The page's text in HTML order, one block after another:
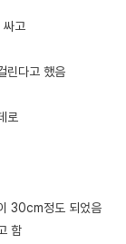
싸고
린다고 했음
로
30cm정도 되었음
함